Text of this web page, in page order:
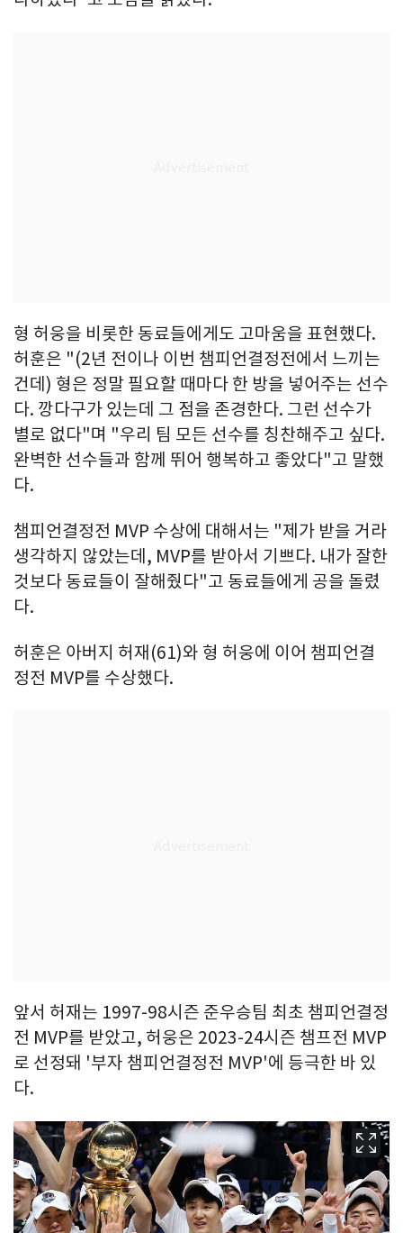
형 허웅을 비롯한 동료들에게도 고마움을 표현했다.
허훈은 "(2년 전이나 이번 챔피언결정전에서 느끼는
건데) 형은 정말 필요할 때마다 한 방을 넣어주는 선수
다. 깡다구가 있는데 그 점을 존경한다. 그런 선수가
별로 없다"며 "우리 팀 모든 선수를 칭찬해주고 싶다.
완벽한 선수들과 함께 뛰어 행복하고 좋았다"고 말했
다.
챔피언결정전 MVP 수상에 대해서는 "제가 받을 거라
생각하지 않았는데, MVP를 받아서 기쁘다. 내가 잘한
것보다 동료들이 잘해줬다"고 동료들에게 공을 돌렸
다.
허훈은 아버지 허재(61)와 형 허웅에 이어 챔피언결
정전 MVP를 수상했다.
앞서 허재는 1997-98시즌 준우승팀 최초 챔피언결정
전 MVP를 받았고, 허웅은 2023-24시즌 챔프전 MVP
로 선정돼 '부자 챔피언결정전 MVP'에 등극한 바 있
다.